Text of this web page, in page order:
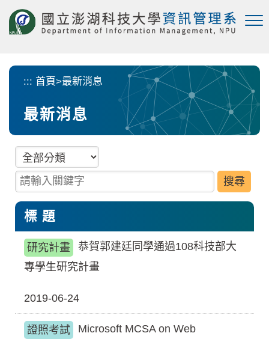
::: 首頁>最新消息
最新消息
分類項目
請輸入關鍵字
標 題
研究計畫
恭賀郭建廷同學通過108科技部大
專學生研究計畫
2019-06-24
證照考試
Microsoft MCSA on Web